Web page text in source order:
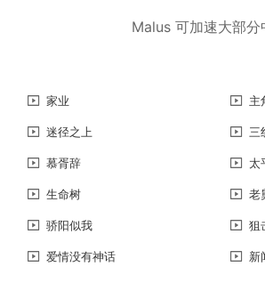
Malus 可加速大部
家业 主
迷径之上 三
慕胥辞 太
生命树 老
骄阳似我 狙
爱情没有神话 新